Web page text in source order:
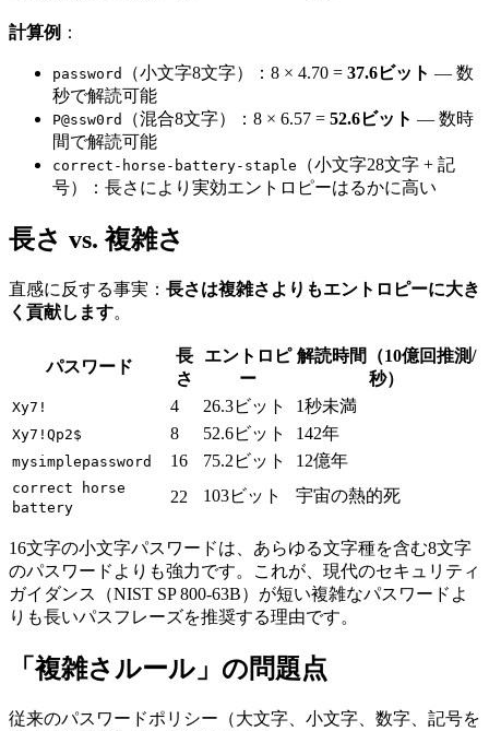
計算例 ：
password （小文字8文字）：8 × 4.70 = 37.6ビット — 数
秒で解読可能
P@ssw0rd （混合8文字）：8 × 6.57 = 52.6ビット — 数時
間で解読可能
correct-horse-battery-staple
（小文字28文字 + 記
号）：長さにより実効エントロピーはるかに高い
長さ vs. 複雑さ
直感に反する事実： 長さは複雑さよりもエントロピーに大き
く貢献します。
パスワード
長
さ
エントロピ
ー
解読時間（10億回推測/
秒）
Xy7! 4 26.3ビット 1秒未満
Xy7!Qp2$ 8 52.6ビット 142年
mysimplepassword 16 75.2ビット 12億年
correct horse
battery
22 103ビット 宇宙の熱的死
16文字の小文字パスワードは、あらゆる文字種を含む8文字
のパスワードよりも強力です。これが、現代のセキュリティ
ガイダンス（NIST SP 800-63B）が短い複雑なパスワードよ
りも長いパスフレーズを推奨する理由です。
「複雑さルール」の問題点
従来のパスワードポリシー（大文字、小文字、数字、記号を